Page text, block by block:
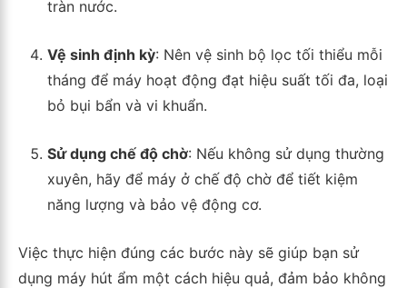
tràn nước.
Vệ sinh định kỳ: Nên vệ sinh bộ lọc tối thiểu mỗi
tháng để máy hoạt động đạt hiệu suất tối đa, loại
bỏ bụi bẩn và vi khuẩn.
Sử dụng chế độ chờ: Nếu không sử dụng thường
xuyên, hãy để máy ở chế độ chờ để tiết kiệm
năng lượng và bảo vệ động cơ.
Việc thực hiện đúng các bước này sẽ giúp bạn sử
dụng máy hút ẩm một cách hiệu quả, đảm bảo không